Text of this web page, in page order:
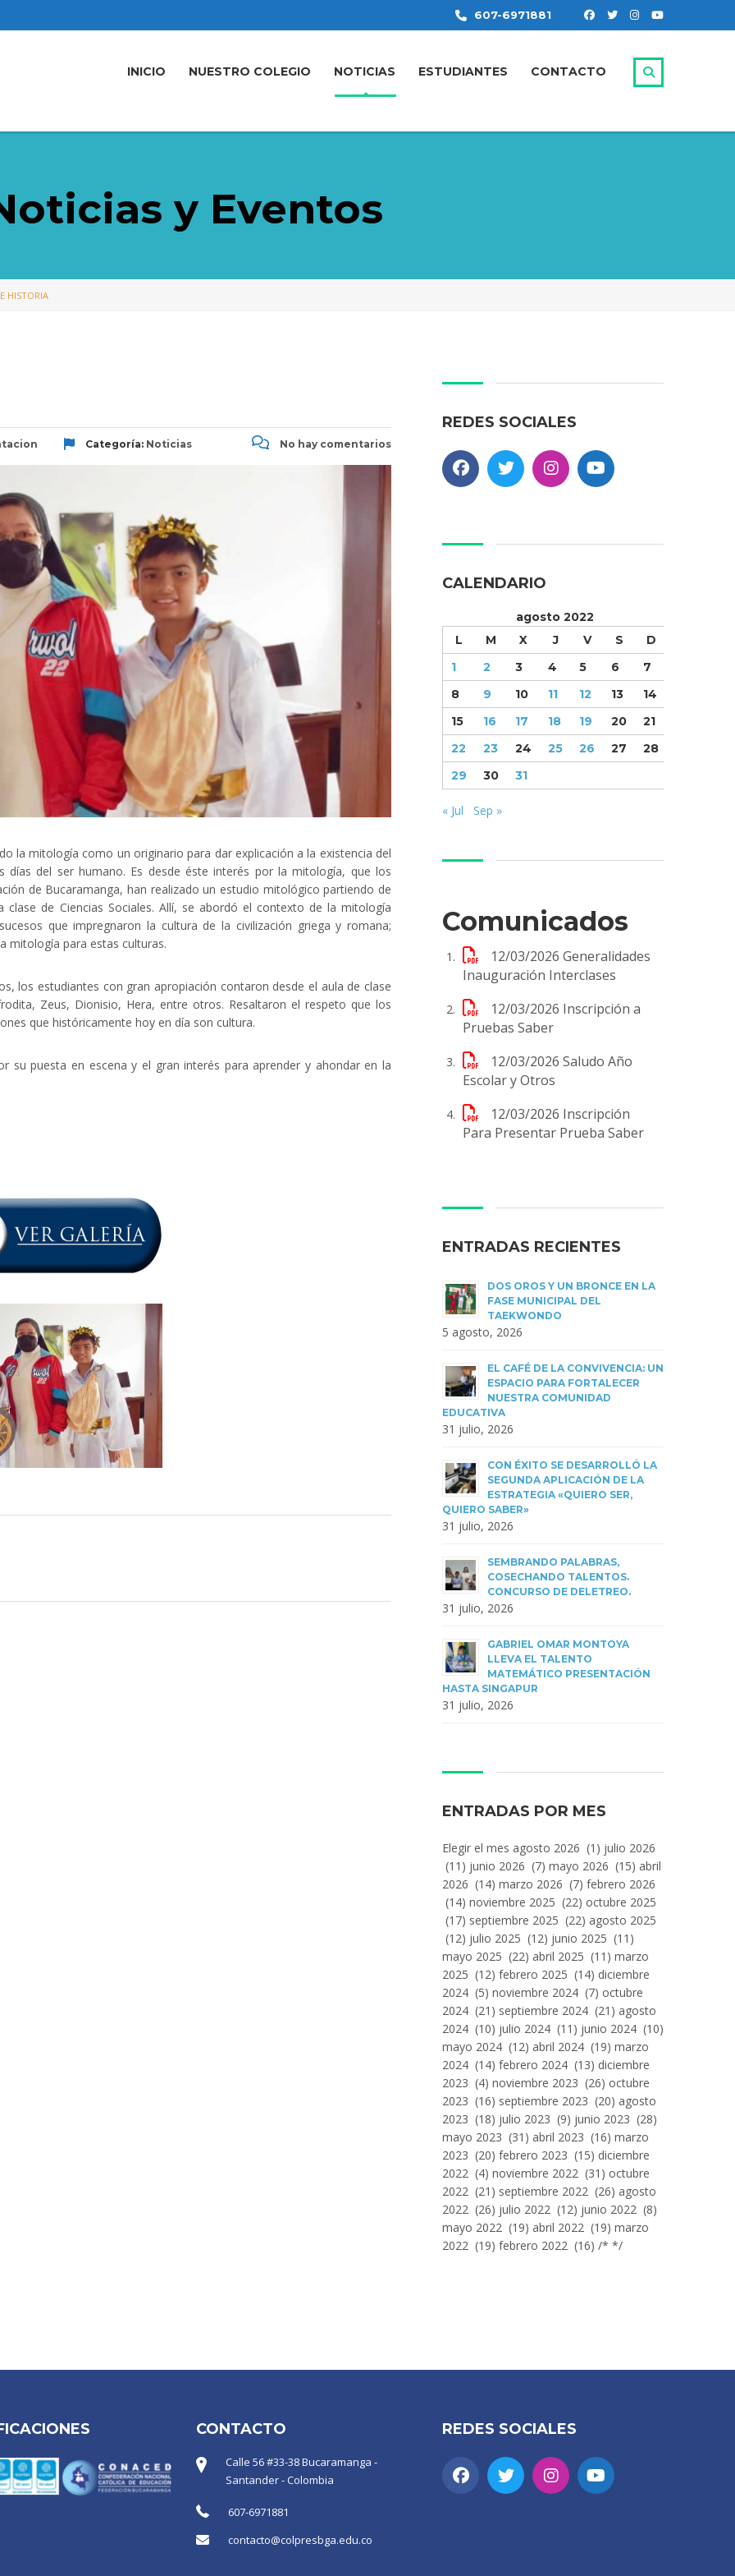
607-6971881
INICIO NUESTRO COLEGIO NOTICIAS ESTUDIANTES CONTACTO
y Eventos
HISTORIA
Categoría: Noticias No hay comentarios
la mitología como un originario para dar explicación a la existencia del
del ser humano. Es desde éste interés por la mitología, que los
de Bucaramanga, han realizado un estudio mitológico partiendo de
de Ciencias Sociales. Allí, se abordó el contexto de la mitología
que impregnaron la cultura de la civilización griega y romana;
mitología para estas culturas.
los estudiantes con gran apropiación contaron desde el aula de clase
Zeus, Dionisio, Hera, entre otros. Resaltaron el respeto que los
que históricamente hoy en día son cultura.
su puesta en escena y el gran interés para aprender y ahondar en la
REDES SOCIALES
CALENDARIO
agosto 2022
L
M X J V S
D
1
2 3 4 5 6
7
8
9 10 11 12 13
14
15
16 17 18 19 20
21
22
23 24 25 26 27
28
29
30 31
« Jul Sep »
Comunicados
12/03/2026 Generalidades
Inauguración Interclases
12/03/2026 Inscripción a
Pruebas Saber
12/03/2026 Saludo Año
Escolar y Otros
12/03/2026 Inscripción
Para Presentar Prueba Saber
ENTRADAS RECIENTES
DOS OROS Y UN BRONCE EN LA
FASE MUNICIPAL DEL
TAEKWONDO
5 agosto, 2026
EL CAFÉ DE LA CONVIVENCIA: UN
ESPACIO PARA FORTALECER
NUESTRA COMUNIDAD
EDUCATIVA
31 julio, 2026
CON ÉXITO SE DESARROLLÓ LA
SEGUNDA APLICACIÓN DE LA
ESTRATEGIA «QUIERO SER,
QUIERO SABER»
31 julio, 2026
SEMBRANDO PALABRAS,
COSECHANDO TALENTOS.
CONCURSO DE DELETREO.
31 julio, 2026
GABRIEL OMAR MONTOYA
LLEVA EL TALENTO
MATEMÁTICO PRESENTACIÓN
HASTA SINGAPUR
31 julio, 2026
ENTRADAS POR MES
Entradas
Por
Mes
Elegir el mes agosto 2026 (1) julio 2026
(11) junio 2026 (7) mayo 2026 (15) abril
2026 (14) marzo 2026 (7) febrero 2026
(14) noviembre 2025 (22) octubre 2025
(17) septiembre 2025 (22) agosto 2025
(12) julio 2025 (12) junio 2025 (11)
mayo 2025 (22) abril 2025 (11) marzo
2025 (12) febrero 2025 (14) diciembre
2024 (5) noviembre 2024 (7) octubre
2024 (21) septiembre 2024 (21) agosto
2024 (10) julio 2024 (11) junio 2024 (10)
mayo 2024 (12) abril 2024 (19) marzo
2024 (14) febrero 2024 (13) diciembre
2023 (4) noviembre 2023 (26) octubre
2023 (16) septiembre 2023 (20) agosto
2023 (18) julio 2023 (9) junio 2023 (28)
mayo 2023 (31) abril 2023 (16) marzo
2023 (20) febrero 2023 (15) diciembre
2022 (4) noviembre 2022 (31) octubre
2022 (21) septiembre 2022 (26) agosto
2022 (26) julio 2022 (12) junio 2022 (8)
mayo 2022 (19) abril 2022 (19) marzo
2022 (19) febrero 2022 (16) /* */
CONTACTO
Calle 56 #33-38 Bucaramanga -
Santander - Colombia
607-6971881
contacto@colpresbga.edu.co
REDES SOCIALES